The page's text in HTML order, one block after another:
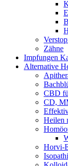
Zähne
Impfungen
Alternative
CBD
CD,
Heilen
Horvi-